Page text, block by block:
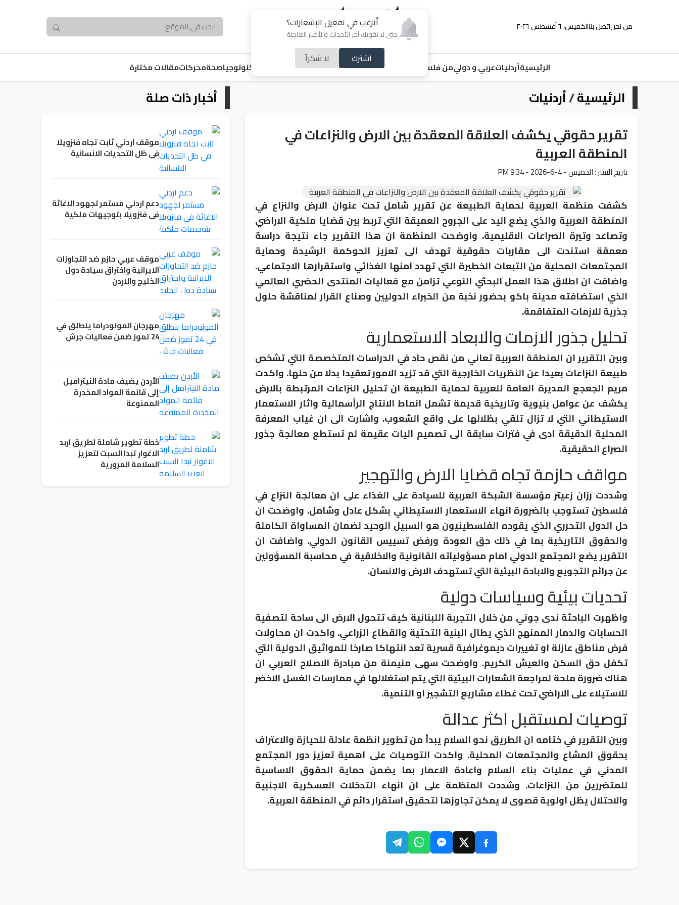
أترغب في تفعيل الإشعارات؟
حتى لا تفوتك آخر الأحداث والأخبار العاجلة
اشترك لا شكراً
من نحناتصل بناالخميس، ٦ أغسطس ٢٠٢٦
الرئيسيةأردنياتعربي و دوليمن فلسطين ملفات ساخنةخبر و صورةرياضة تكنولوجياصحةمحركاتمقالات مختارة
الرئيسية/أردنيات
تقرير حقوقي يكشف العلاقة المعقدة بين الارض والنزاعات في
المنطقة العربية
تاريخ النشر : الخميس - 4-6-2026 - 9:34 PM
كشفت منظمة العربية لحماية الطبيعة عن تقرير شامل تحت عنوان الارض والنزاع في
المنطقة العربية والذي يضع اليد على الجروح العميقة التي تربط بين قضايا ملكية الاراضي
وتصاعد وتيرة الصراعات الاقليمية. واوضحت المنظمة ان هذا التقرير جاء نتيجة دراسة
معمقة استندت الى مقاربات حقوقية تهدف الى تعزيز الحوكمة الرشيدة وحماية
المجتمعات المحلية من التبعات الخطيرة التي تهدد امنها الغذائي واستقرارها الاجتماعي.
واضافت ان اطلاق هذا العمل البحثي النوعي تزامن مع فعاليات المنتدى الحضري العالمي
الذي استضافته مدينة باكو بحضور نخبة من الخبراء الدوليين وصناع القرار لمناقشة حلول
جذرية للازمات المتفاقمة.
تحليل جذور الازمات والابعاد الاستعمارية
وبين التقرير ان المنطقة العربية تعاني من نقص حاد في الدراسات المتخصصة التي تشخص
طبيعة النزاعات بعيدا عن النظريات الخارجية التي قد تزيد الامور تعقيدا بدلا من حلها. واكدت
مريم الجعجع المديرة العامة للعربية لحماية الطبيعة ان تحليل النزاعات المرتبطة بالارض
يكشف عن عوامل بنيوية وتاريخية قديمة تشمل انماط الانتاج الرأسمالية واثار الاستعمار
الاستيطاني التي لا تزال تلقي بظلالها على واقع الشعوب. واشارت الى ان غياب المعرفة
المحلية الدقيقة ادى في فترات سابقة الى تصميم اليات عقيمة لم تستطع معالجة جذور
الصراع الحقيقية.
مواقف حازمة تجاه قضايا الارض والتهجير
وشددت رزان زعيتر مؤسسة الشبكة العربية للسيادة على الغذاء على ان معالجة النزاع في
فلسطين تستوجب بالضرورة انهاء الاستعمار الاستيطاني بشكل عادل وشامل. واوضحت ان
حل الدول التحرري الذي يقوده الفلسطينيون هو السبيل الوحيد لضمان المساواة الكاملة
والحقوق التاريخية بما في ذلك حق العودة ورفض تسييس القانون الدولي. واضافت ان
التقرير يضع المجتمع الدولي امام مسؤولياته القانونية والاخلاقية في محاسبة المسؤولين
عن جرائم التجويع والابادة البيئية التي تستهدف الارض والانسان.
تحديات بيئية وسياسات دولية
واظهرت الباحثة ندى جوني من خلال التجربة اللبنانية كيف تتحول الارض الى ساحة لتصفية
الحسابات والدمار الممنهج الذي يطال البنية التحتية والقطاع الزراعي. واكدت ان محاولات
فرض مناطق عازلة او تغييرات ديموغرافية قسرية تعد انتهاكا صارخا للمواثيق الدولية التي
تكفل حق السكن والعيش الكريم. واوضحت سهى منيمنة من مبادرة الاصلاح العربي ان
هناك ضرورة ملحة لمراجعة الشعارات البيئية التي يتم استغلالها في ممارسات الغسل الاخضر
للاستيلاء على الاراضي تحت غطاء مشاريع التشجير او التنمية.
توصيات لمستقبل اكثر عدالة
وبين التقرير في ختامه ان الطريق نحو السلام يبدأ من تطوير انظمة عادلة للحيازة والاعتراف
بحقوق المشاع والمجتمعات المحلية. واكدت التوصيات على اهمية تعزيز دور المجتمع
المدني في عمليات بناء السلام واعادة الاعمار بما يضمن حماية الحقوق الاساسية
للمتضررين من النزاعات. وشددت المنظمة على ان انهاء التدخلات العسكرية الاجنبية
والاحتلال يظل اولوية قصوى لا يمكن تجاوزها لتحقيق استقرار دائم في المنطقة العربية.
أخبار ذات صلة
موقف اردني ثابت تجاه فنزويلا
في ظل التحديات الانسانية
دعم اردني مستمر لجهود الاغاثة
في فنزويلا بتوجيهات ملكية
موقف عربي حازم ضد التجاوزات
الايرانية واختراق سيادة دول
الخليج والاردن
مهرجان المونودراما ينطلق في
24 تموز ضمن فعاليات جرش
الأردن يضيف مادة النيتراميل
إلى قائمة المواد المخدرة
الممنوعة
خطة تطوير شاملة لطريق اربد
الاغوار تبدا السبت لتعزيز
السلامة المرورية